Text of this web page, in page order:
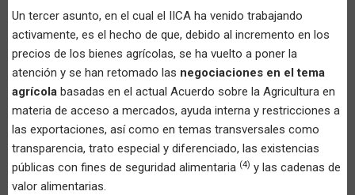
Un tercer asunto, en el cual el IICA ha venido trabajando
activamente, es el hecho de que, debido al incremento en los
precios de los bienes agrícolas, se ha vuelto a poner la
atención y se han retomado las negociaciones en el tema
agrícola basadas en el actual Acuerdo sobre la Agricultura en
materia de acceso a mercados, ayuda interna y restricciones a
las exportaciones, así como en temas transversales como
transparencia, trato especial y diferenciado, las existencias
públicas con fines de seguridad alimentaria (4) y las cadenas de
valor alimentarias.